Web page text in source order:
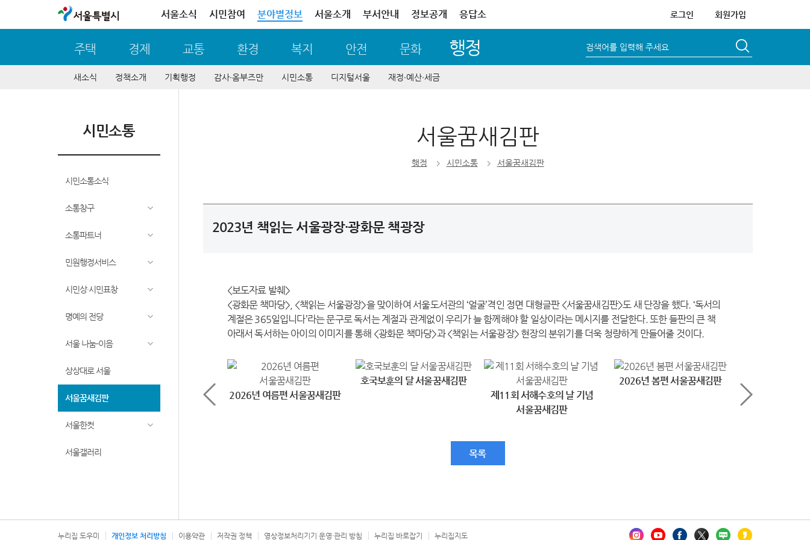
서울특별시 서울소식 시민참여 분야별정보 서울소개 부서안내 정보공개 응답소 로그인 회원가입
주택 경제 교통 환경 복지 안전 문화 행정 검색어를 입력해 주세요
새소식 정책소개 기획행정 감사∙옴부즈만 시민소통 디지털서울 재정∙예산∙세금
시민소통
시민소통소식
소통창구
소통파트너
민원행정서비스
시민상·시민표창
명예의 전당
서울 나눔-이음
상상대로 서울
서울꿈새김판
서울한컷
서울갤러리
서울꿈새김판
행정 시민소통 서울꿈새김판
2023년 책읽는 서울광장·광화문 책광장
<보도자료 발췌>
<광화문 책마당>, <책읽는 서울광장>을 맞이하여 서울도서관의 ‘얼굴’격인 정면 대형글판 <서울꿈새김판>도 새 단장을 했다. ‘독서의
계절은 365일입니다’라는 문구로 독서는 계절과 관계없이 우리가 늘 함께해야 할 일상이라는 메시지를 전달한다. 또한 들판의 큰 책
아래서 독서하는 아이의 이미지를 통해 <광화문 책마당>과 <책읽는 서울광장> 현장의 분위기를 더욱 청량하게 만들어줄 것이다.
2026년 여름편 서울꿈새김판
호국보훈의 달 서울꿈새김판
제11회 서해수호의 날 기념
서울꿈새김판
2026년 봄편 서울꿈새김판
목록
누리집 도우미 개인정보 처리방침 이용약관 저작권 정책 영상정보처리기기 운영·관리 방침 누리집 바로잡기 누리집지도